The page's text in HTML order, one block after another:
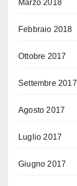
Marzo 2018
Febbraio 2018
Ottobre 2017
Settembre 2017
Agosto 2017
Luglio 2017
Giugno 2017